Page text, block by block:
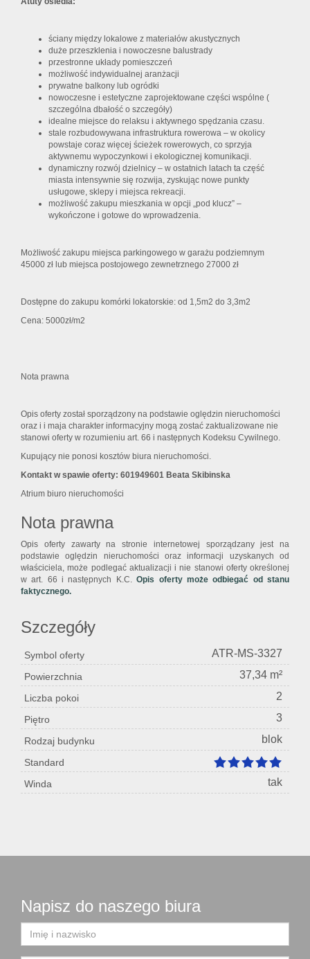
ściany między lokalowe z materiałów akustycznych
duże przeszklenia i nowoczesne balustrady
przestronne układy pomieszczeń
możliwość indywidualnej aranżacji
prywatne balkony lub ogródki
nowoczesne i estetyczne zaprojektowane części wspólne (
szczególna dbałość o szczegóły)
idealne miejsce do relaksu i aktywnego spędzania czasu.
stale rozbudowywana infrastruktura rowerowa – w okolicy
powstaje coraz więcej ścieżek rowerowych, co sprzyja
aktywnemu wypoczynkowi i ekologicznej komunikacji.
dynamiczny rozwój dzielnicy – w ostatnich latach ta część
miasta intensywnie się rozwija, zyskując nowe punkty
usługowe, sklepy i miejsca rekreacji.
możliwość zakupu mieszkania w opcji „pod klucz” –
wykończone i gotowe do wprowadzenia.
Możliwość zakupu miejsca parkingowego w garażu podziemnym
45000 zł lub miejsca postojowego zewnetrznego 27000 zł
Dostępne do zakupu komórki lokatorskie: od 1,5m2 do 3,3m2
Cena: 5000zł/m2
Nota prawna
Opis oferty został sporządzony na podstawie oględzin nieruchomości
oraz i i maja charakter informacyjny mogą zostać zaktualizowane nie
stanowi oferty w rozumieniu art. 66 i następnych Kodeksu Cywilnego.
Kupujący nie ponosi kosztów biura nieruchomości.
Kontakt w spawie oferty: 601949601 Beata Skibinska
Atrium biuro nieruchomości
Nota prawna
Opis oferty zawarty na stronie internetowej sporządzany jest na
podstawie oględzin nieruchomości oraz informacji uzyskanych od
właściciela, może podlegać aktualizacji i nie stanowi oferty określonej
w art. 66 i następnych K.C.Opis oferty może odbiegać od stanu
faktycznego.
Szczegóły
Symbol oferty ATR-MS-3327
Powierzchnia 37,34 m²
Liczba pokoi 2
Piętro 3
Rodzaj budynku blok
Standard
Winda
tak
Napisz do naszego biura